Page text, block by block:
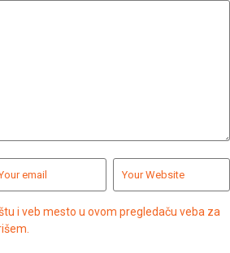
i veb mesto u ovom pregledaču veba za